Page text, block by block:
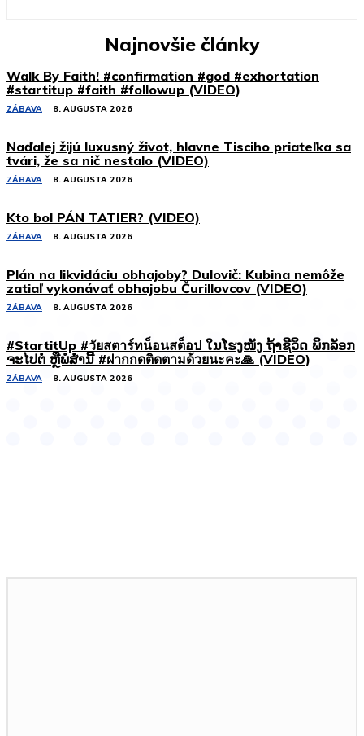
Najnovšie články
Walk By Faith! #confirmation #god #exhortation
#startitup #faith #followup (VIDEO)
ZÁBAVA 8. AUGUSTA 2026
Naďalej žijú luxusný život, hlavne Tisciho priateľka sa
tvári, že sa nič nestalo (VIDEO)
ZÁBAVA 8. AUGUSTA 2026
Kto bol PÁN TATIER? (VIDEO)
ZÁBAVA 8. AUGUSTA 2026
Plán na likvidáciu obhajoby? Dulovič: Kubina nemôže
zatiaľ vykonávať obhajobu Čurillovcov (VIDEO)
ZÁBAVA 8. AUGUSTA 2026
#StartitUp #วัยสตาร์ทน็อนสต็อป ໃນໂຮງໜັງ ຖ້າຊີວິດ ພິກລັອກ
ຈະໄປຕໍ່ ຫຼືພໍສໍ່ານີ້ #ฝากกดติดตามด้วยนะคะ🙏 (VIDEO)
ZÁBAVA 8. AUGUSTA 2026